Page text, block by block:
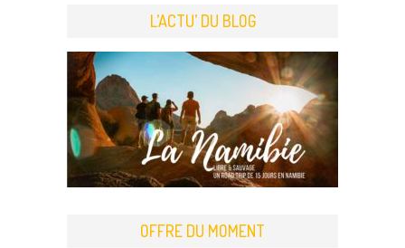
L’ACTU’ DU BLOG
OFFRE DU MOMENT